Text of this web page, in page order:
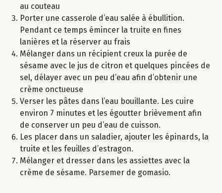
au couteau
Porter une casserole d’eau salée à ébullition.
Pendant ce temps émincer la truite en fines
lanières et la réserver au frais
Mélanger dans un récipient creux la purée de
sésame avec le jus de citron et quelques pincées de
sel, délayer avec un peu d’eau afin d’obtenir une
crème onctueuse
Verser les pâtes dans l’eau bouillante. Les cuire
environ 7 minutes et les égoutter brièvement afin
de conserver un peu d’eau de cuisson.
Les placer dans un saladier, ajouter les épinards, la
truite et les feuilles d’estragon.
Mélanger et dresser dans les assiettes avec la
crème de sésame. Parsemer de gomasio.